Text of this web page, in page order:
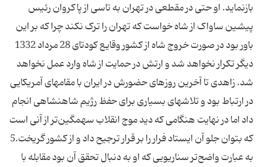
بازنماید. او حتی در مقطعی در تهران به تاسی از پاکروان رئیس
پیشین ساواک از شاه خواست که تهران را ترک نکند چرا که بر این
باور بود در صورت خروج شاه از کشور وقایع کودتای 28 مرداد 1332
دیگر تکرار نخواهد شد و ارتش در حمایت از شاه وارد عمل نخواهد
شد. زاهدی تا آخرین روزهای حضورش در ایران با مقامهای آمریکایی
در ارتباط بود و تلاشهای بسیاری برای حفظ رژیم شاهنشاهی انجام
داد اما در نهایت هنگامی که دید موج انقلاب سهمگین‌تر از آنی است
که بتوان جلو آن ایستاد فرار را بر قرار ترجیح داد و از کشور گریخت.5
به عبارت واضح‌تر سناریویی که او به دنبال تحقق آن بود مقابله با